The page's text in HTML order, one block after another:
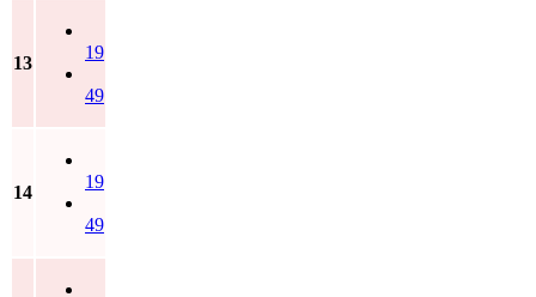
13
19
49
14
19
49